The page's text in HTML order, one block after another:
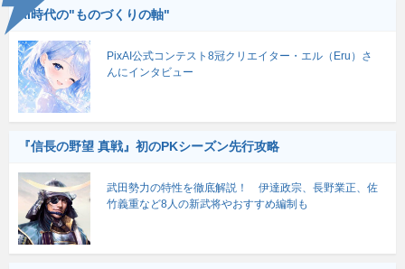
AI時代の"ものづくりの軸"
PixAI公式コンテスト8冠クリエイター・エル（Eru）さ
んにインタビュー
『信長の野望 真戦』初のPKシーズン先行攻略
武田勢力の特性を徹底解説！ 伊達政宗、長野業正、佐
竹義重など8人の新武将やおすすめ編制も